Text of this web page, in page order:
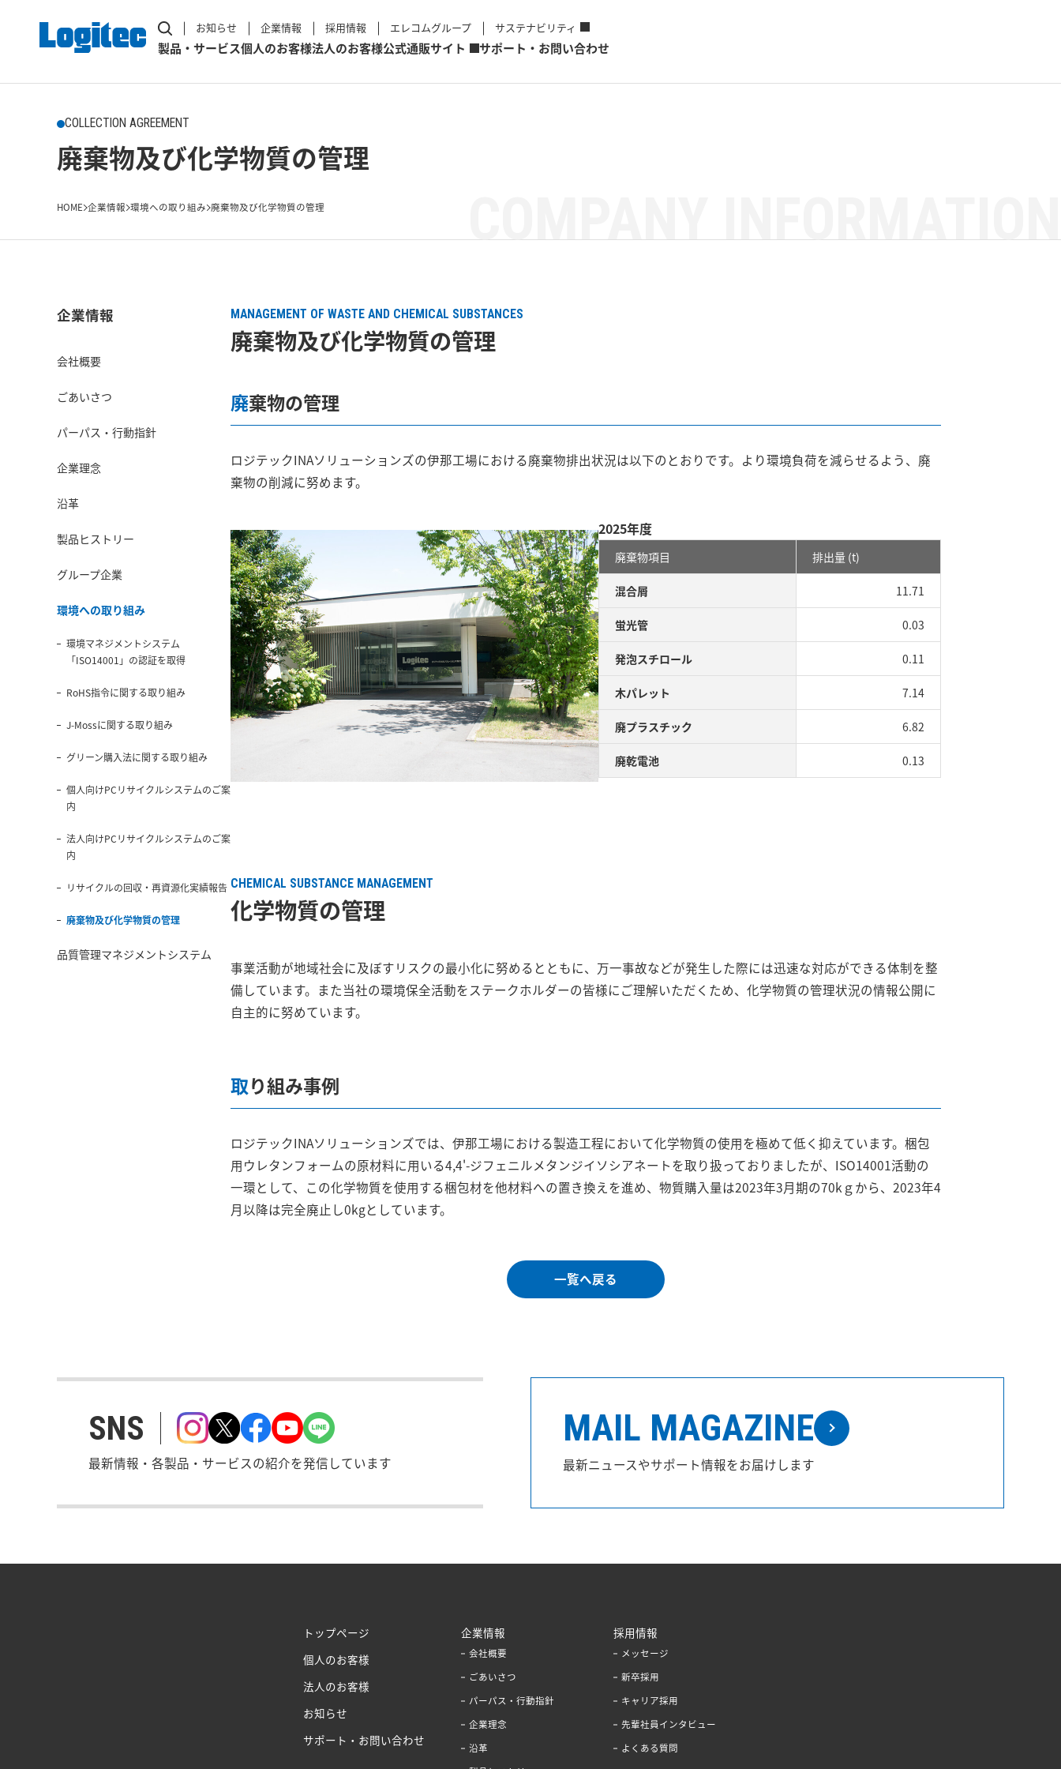
お知らせ 企業情報 採用情報 エレコムグループ サステナビリティ
製品・サービス個人のお客様法人のお客様公式通販サイト サポート・お問い合わせ
COLLECTION AGREEMENT
廃棄物及び化学物質の管理
HOME 企業情報 環境への取り組み 廃棄物及び化学物質の管理
MANAGEMENT OF WASTE AND CHEMICAL SUBSTANCES
廃棄物及び化学物質の管理
廃棄物の管理
ロジテックINAソリューションズの伊那工場における廃棄物排出状況は以下のとおりです。より環境負荷を減らせるよう、廃
棄物の削減に努めます。
2025年度
廃棄物項目 排出量 (t)
混合屑 11.71
蛍光管 0.03
発泡スチロール 0.11
木パレット 7.14
廃プラスチック 6.82
廃乾電池 0.13
CHEMICAL SUBSTANCE MANAGEMENT
化学物質の管理
事業活動が地域社会に及ぼすリスクの最小化に努めるとともに、万一事故などが発生した際には迅速な対応ができる体制を整
備しています。また当社の環境保全活動をステークホルダーの皆様にご理解いただくため、化学物質の管理状況の情報公開に
自主的に努めています。
取り組み事例
ロジテックINAソリューションズでは、伊那工場における製造工程において化学物質の使用を極めて低く抑えています。梱包
用ウレタンフォームの原材料に用いる4,4'-ジフェニルメタンジイソシアネートを取り扱っておりましたが、ISO14001活動の
一環として、この化学物質を使用する梱包材を他材料への置き換えを進め、物質購入量は2023年3月期の70kｇから、2023年4
月以降は完全廃止し0kgとしています。
一覧へ戻る
企業情報
会社概要
ごあいさつ
パーパス・行動指針
企業理念
沿革
製品ヒストリー
グループ企業
環境への取り組み
環境マネジメントシステム
「ISO14001」の認証を取得
RoHS指令に関する取り組み
J-Mossに関する取り組み
グリーン購入法に関する取り組み
個人向けPCリサイクルシステムのご案
内
法人向けPCリサイクルシステムのご案
内
リサイクルの回収・再資源化実績報告
廃棄物及び化学物質の管理
品質管理マネジメントシステム
SNS
最新情報・各製品・サービスの紹介を発信しています
MAIL MAGAZINE
最新ニュースやサポート情報をお届けします
トップページ
個人のお客様
法人のお客様
お知らせ
サポート・お問い合わせ
企業情報
会社概要
ごあいさつ
パーパス・行動指針
企業理念
沿革
採用情報
メッセージ
新卒採用
キャリア採用
先輩社員インタビュー
よくある質問